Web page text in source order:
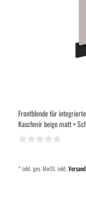
Frontblende für
Kaschmir beige matt +
*inkl. ges. MwSt.inkl.